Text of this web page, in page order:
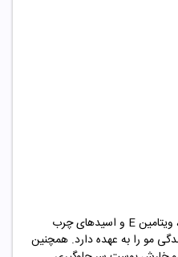
E و اسیدهای چرب
مو را به عهده دارد. همچنین